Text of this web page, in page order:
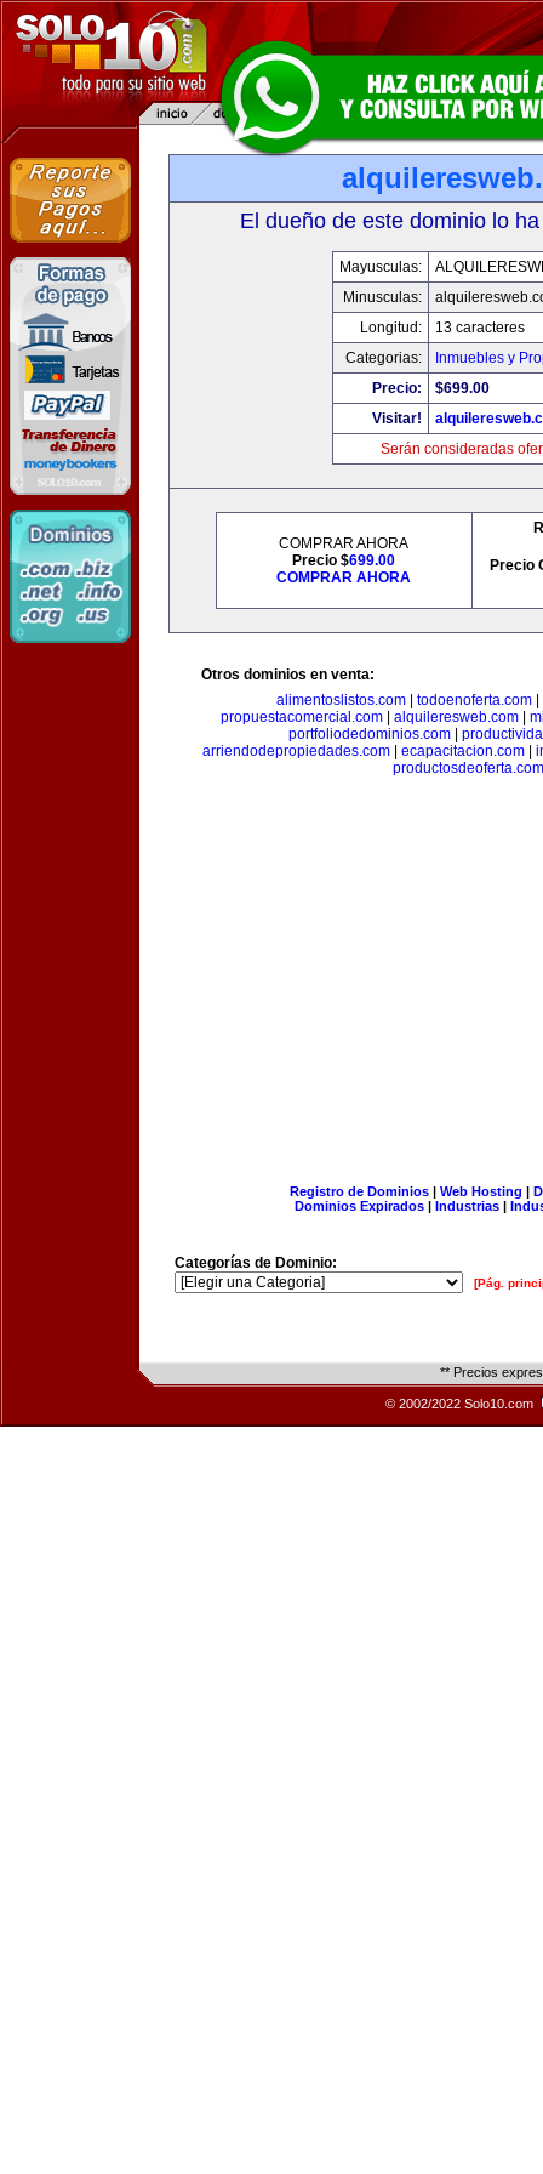
El dueño de este dominio lo
Mayusculas:
Minusculas:
Longitud:
13 caracteres
Categorias:
Inmuebles y
Precio:
$699.00
Visitar!
Serán consideradas
COMPRAR AHORA
Precio $699.00
COMPRAR AHORA
Precio
Otros dominios en venta:
alimentoslistos.com| todoenoferta.com|
propuestacomercial.com
alquileresweb.com
portfoliodedominios.com
arriendodepropiedades.com| ecapacitacion.com|
productosdeoferta.com
Registro de Dominios| Web Hosting |
Dominios Expirados | Industrias |
Categorías de Dominio:
[Pág.
** Precios
© 2002/2022 Solo10.com